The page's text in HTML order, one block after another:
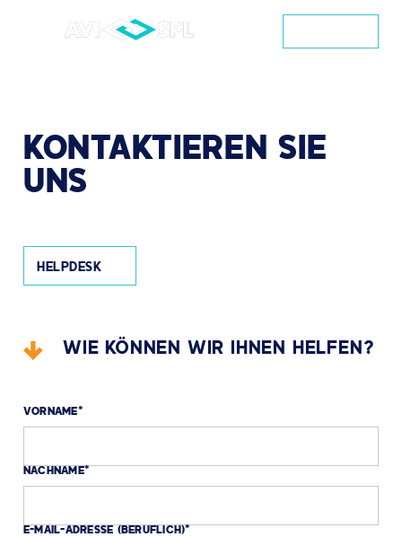
KONTAKTIEREN SIE
UNS
HELPDESK
WIE KÖNNEN WIR IHNEN HELFEN?
VORNAME*
NACHNAME*
E-MAIL-ADRESSE (BERUFLICH)*